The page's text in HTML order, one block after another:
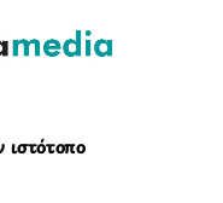
ιστότοπο